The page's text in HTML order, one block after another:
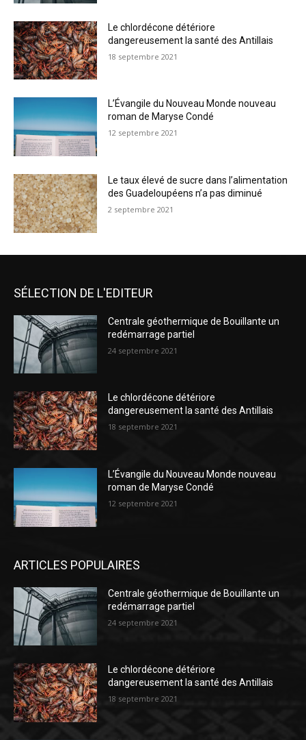
Le chlordécone détériore
dangereusement la santé des Antillais
18 septembre 2021
L’Évangile du Nouveau Monde nouveau
roman de Maryse Condé
12 septembre 2021
Le taux élevé de sucre dans l’alimentation
des Guadeloupéens n’a pas diminué
2 septembre 2021
SÉLECTION DE L'EDITEUR
Centrale géothermique de Bouillante un
redémarrage partiel
24 septembre 2021
Le chlordécone détériore
dangereusement la santé des Antillais
18 septembre 2021
L’Évangile du Nouveau Monde nouveau
roman de Maryse Condé
12 septembre 2021
ARTICLES POPULAIRES
Centrale géothermique de Bouillante un
redémarrage partiel
24 septembre 2021
Le chlordécone détériore
dangereusement la santé des Antillais
18 septembre 2021